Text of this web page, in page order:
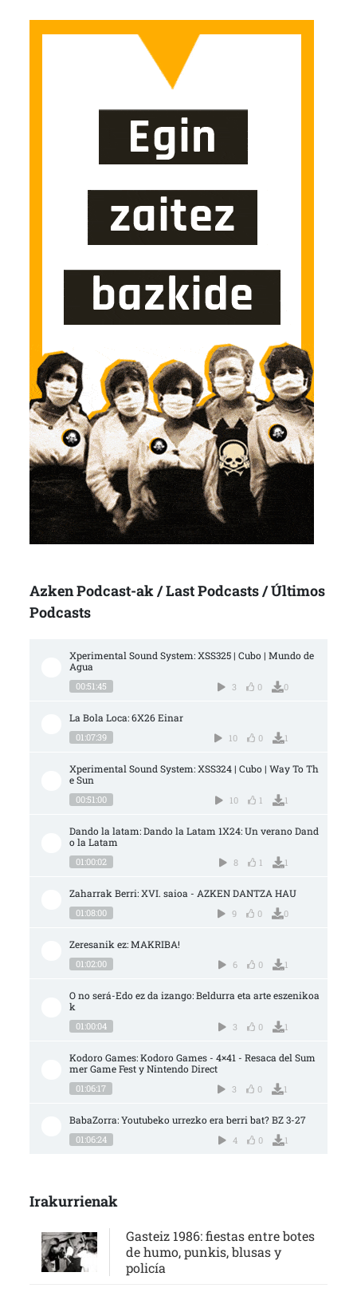
Azken Podcast-ak / Last Podcasts / Últimos
Podcasts
Xperimental Sound System: XSS325 | Cubo | Mundo de
Agua
00:51:45 3 0 0
La Bola Loca: 6X26 Einar
01:07:39 10 0 1
Xperimental Sound System: XSS324 | Cubo | Way To Th
e Sun
00:51:00 10 1 1
Dando la latam: Dando la Latam 1X24: Un verano Dand
o la Latam
01:00:02 8 1 1
Zaharrak Berri: XVI. saioa - AZKEN DANTZA HAU
01:08:00 9 0 0
Zeresanik ez: MAKRIBA!
01:02:00 6 0 1
O no será-Edo ez da izango: Beldurra eta arte eszenikoa
k
01:00:04 3 0 1
Kodoro Games: Kodoro Games - 4×41 - Resaca del Sum
mer Game Fest y Nintendo Direct
01:06:17 3 0 1
BabaZorra: Youtubeko urrezko era berri bat? BZ 3-27
01:06:24 4 0 1
Irakurrienak
Gasteiz 1986: fiestas entre botes
de humo, punkis, blusas y
policía